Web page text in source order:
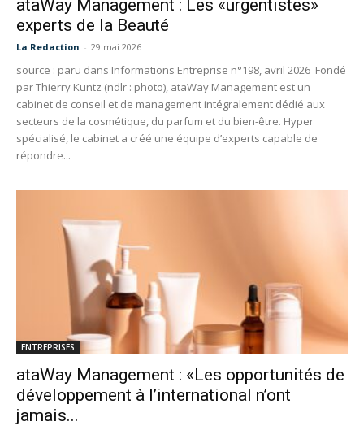
ataWay Management : Les «urgentistes»
experts de la Beauté
La Redaction - 29 mai 2026
source : paru dans Informations Entreprise n°198, avril 2026 Fondé
par Thierry Kuntz (ndlr : photo), ataWay Management est un
cabinet de conseil et de management intégralement dédié aux
secteurs de la cosmétique, du parfum et du bien-être. Hyper
spécialisé, le cabinet a créé une équipe d’experts capable de
répondre...
ENTREPRISES
ataWay Management : «Les opportunités de
développement à l’international n’ont
jamais...